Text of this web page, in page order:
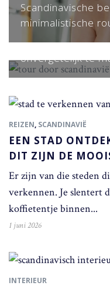
Scandinavische
minimalistische
Reizen
10 Tips om je
onvergetelijk te
REIZEN, SCANDINAVIË
EEN STAD
DIT ZIJN DE
Er zijn van die steden
verkennen. Je slentert
koffietentje binnen...
1 juni 2026
INTERIEUR